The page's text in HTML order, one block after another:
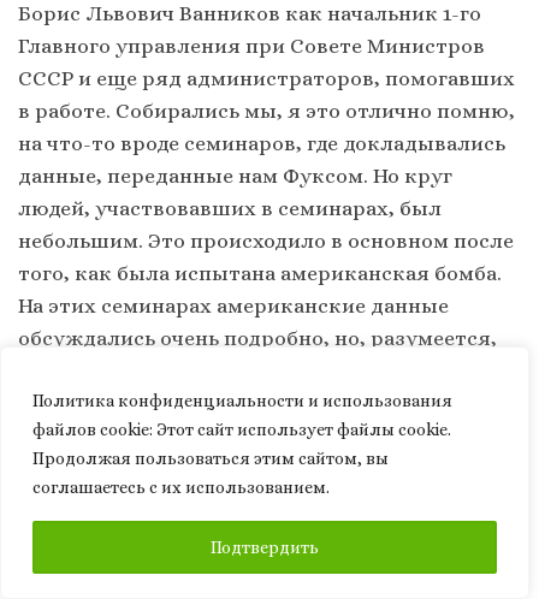
Политика конфиденциальности и использования
файлов сookie: Этот сайт использует файлы cookie.
Продолжая пользоваться этим сайтом, вы
соглашаетесь с их использованием.
Подтвердить
Борис Львович Ванников как начальник 1-го
Главного управления при Совете Министров
СССР и еще ряд администраторов, помогавших
в работе. Собирались мы, я это отлично помню,
на что-то вроде семинаров, где докладывались
данные, переданные нам Фуксом. Но круг
людей, участвовавших в семинарах, был
небольшим. Это происходило в основном после
того, как была испытана американская бомба.
На этих семинарах американские данные
обсуждались очень подробно, но, разумеется,
Когда мы реализовали первый проект
(воспроизвели американское устройство и
испытали его), дышать стало легче. Атмосфера
изменилась, и люди начали выдвигать свои
атмосфере гонки, в условиях, когда мы не